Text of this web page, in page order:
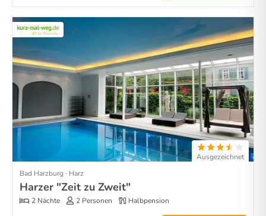
Ausgezeichnet
Bad Harzburg · Harz
Harzer "Zeit zu Zweit"
2 Nächte 2 Personen Halbpension